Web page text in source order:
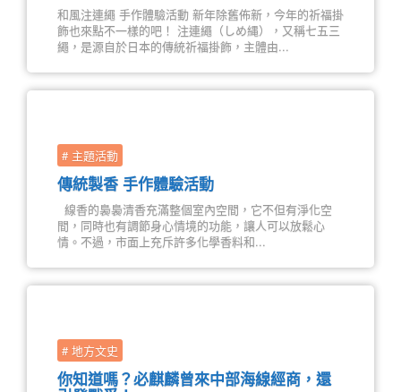
和風注連繩 手作體驗活動 新年除舊佈新，今年的祈福掛
飾也來點不一樣的吧！ 注連繩（しめ縄），又稱七五三
繩，是源自於日本的傳統祈福掛飾，主體由...
# 主題活動
傳統製香 手作體驗活動
線香的裊裊清香充滿整個室內空間，它不但有淨化空
間，同時也有調節身心情境的功能，讓人可以放鬆心
情。不過，市面上充斥許多化學香料和...
# 地方文史
你知道嗎？必麒麟曾來中部海線經商，還